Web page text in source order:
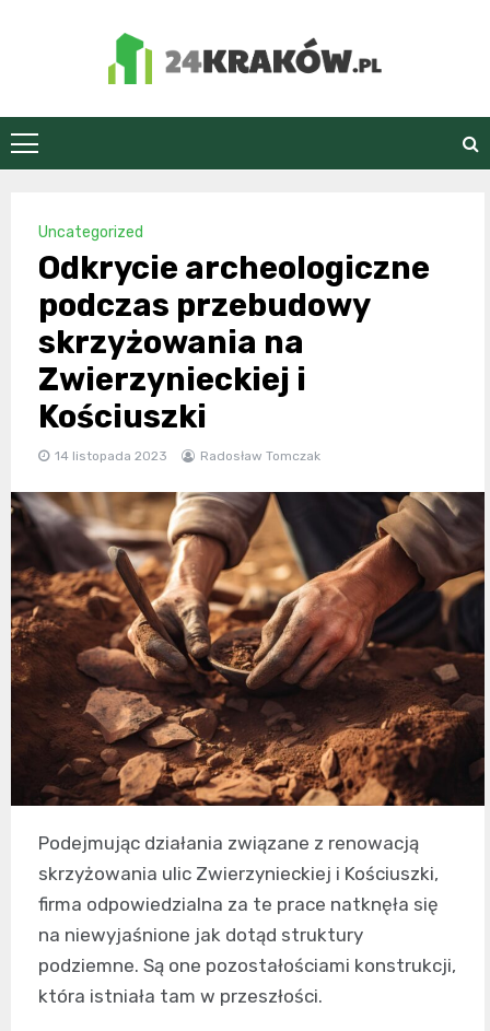
24Kraków.pl
Uncategorized
Odkrycie archeologiczne
podczas przebudowy
skrzyżowania na
Zwierzynieckiej i
Kościuszki
14 listopada 2023 Radosław Tomczak
Podejmując działania związane z renowacją
skrzyżowania ulic Zwierzynieckiej i Kościuszki,
firma odpowiedzialna za te prace natknęła się
na niewyjaśnione jak dotąd struktury
podziemne. Są one pozostałościami konstrukcji,
która istniała tam w przeszłości.